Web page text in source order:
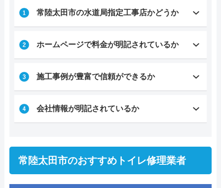
常陸太田市の水道局指定工事店かどうか
ホームページで料金が明記されているか
施工事例が豊富で信頼ができるか
会社情報が明記されているか
常陸太田市のおすすめトイレ修理業者